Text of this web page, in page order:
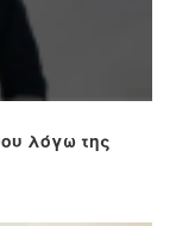
λόγω της